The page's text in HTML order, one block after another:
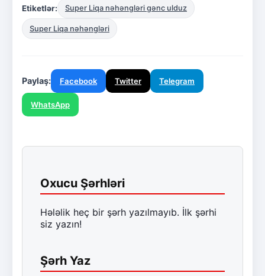
Etiketlər: Super Liqa nəhəngləri gənc ulduz
Super Liqa nəhəngləri
Paylaş: Facebook Twitter Telegram
WhatsApp
Oxucu Şərhləri
Hələlik heç bir şərh yazılmayıb. İlk şərhi
siz yazın!
Şərh Yaz